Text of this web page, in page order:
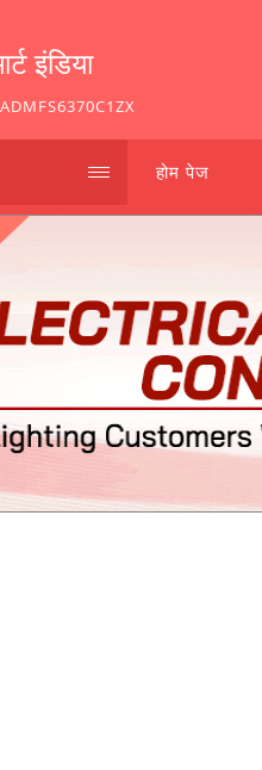
इंडिया
होम पेज